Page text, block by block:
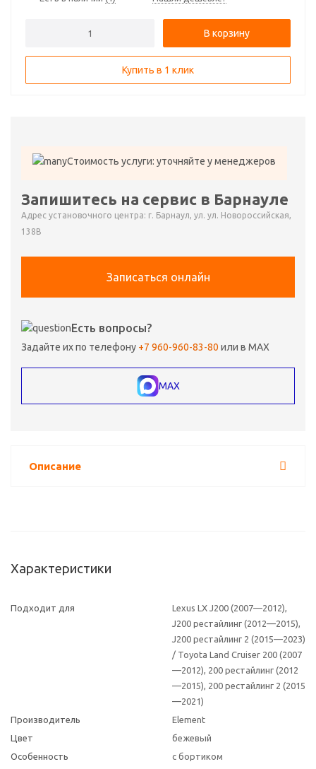
В корзину
Купить в 1 клик
Стоимость услуги: уточняйте у менеджеров
Запишитесь на сервис в Барнауле
Адрес установочного центра: г. Барнаул, ул. ул. Новороссийская,
138В
Записаться онлайн
Есть вопросы?
Задайте их по телефону +7 960-960-83-80 или в MAX
MAX
Описание
Характеристики
Подходит для
Lexus LX J200 (2007—2012),
J200 рестайлинг (2012—2015),
J200 рестайлинг 2 (2015—2023)
/ Toyota Land Cruiser 200 (2007
—2012), 200 рестайлинг (2012
—2015), 200 рестайлинг 2 (2015
—2021)
Производитель
Element
Цвет
бежевый
Особенность
с бортиком